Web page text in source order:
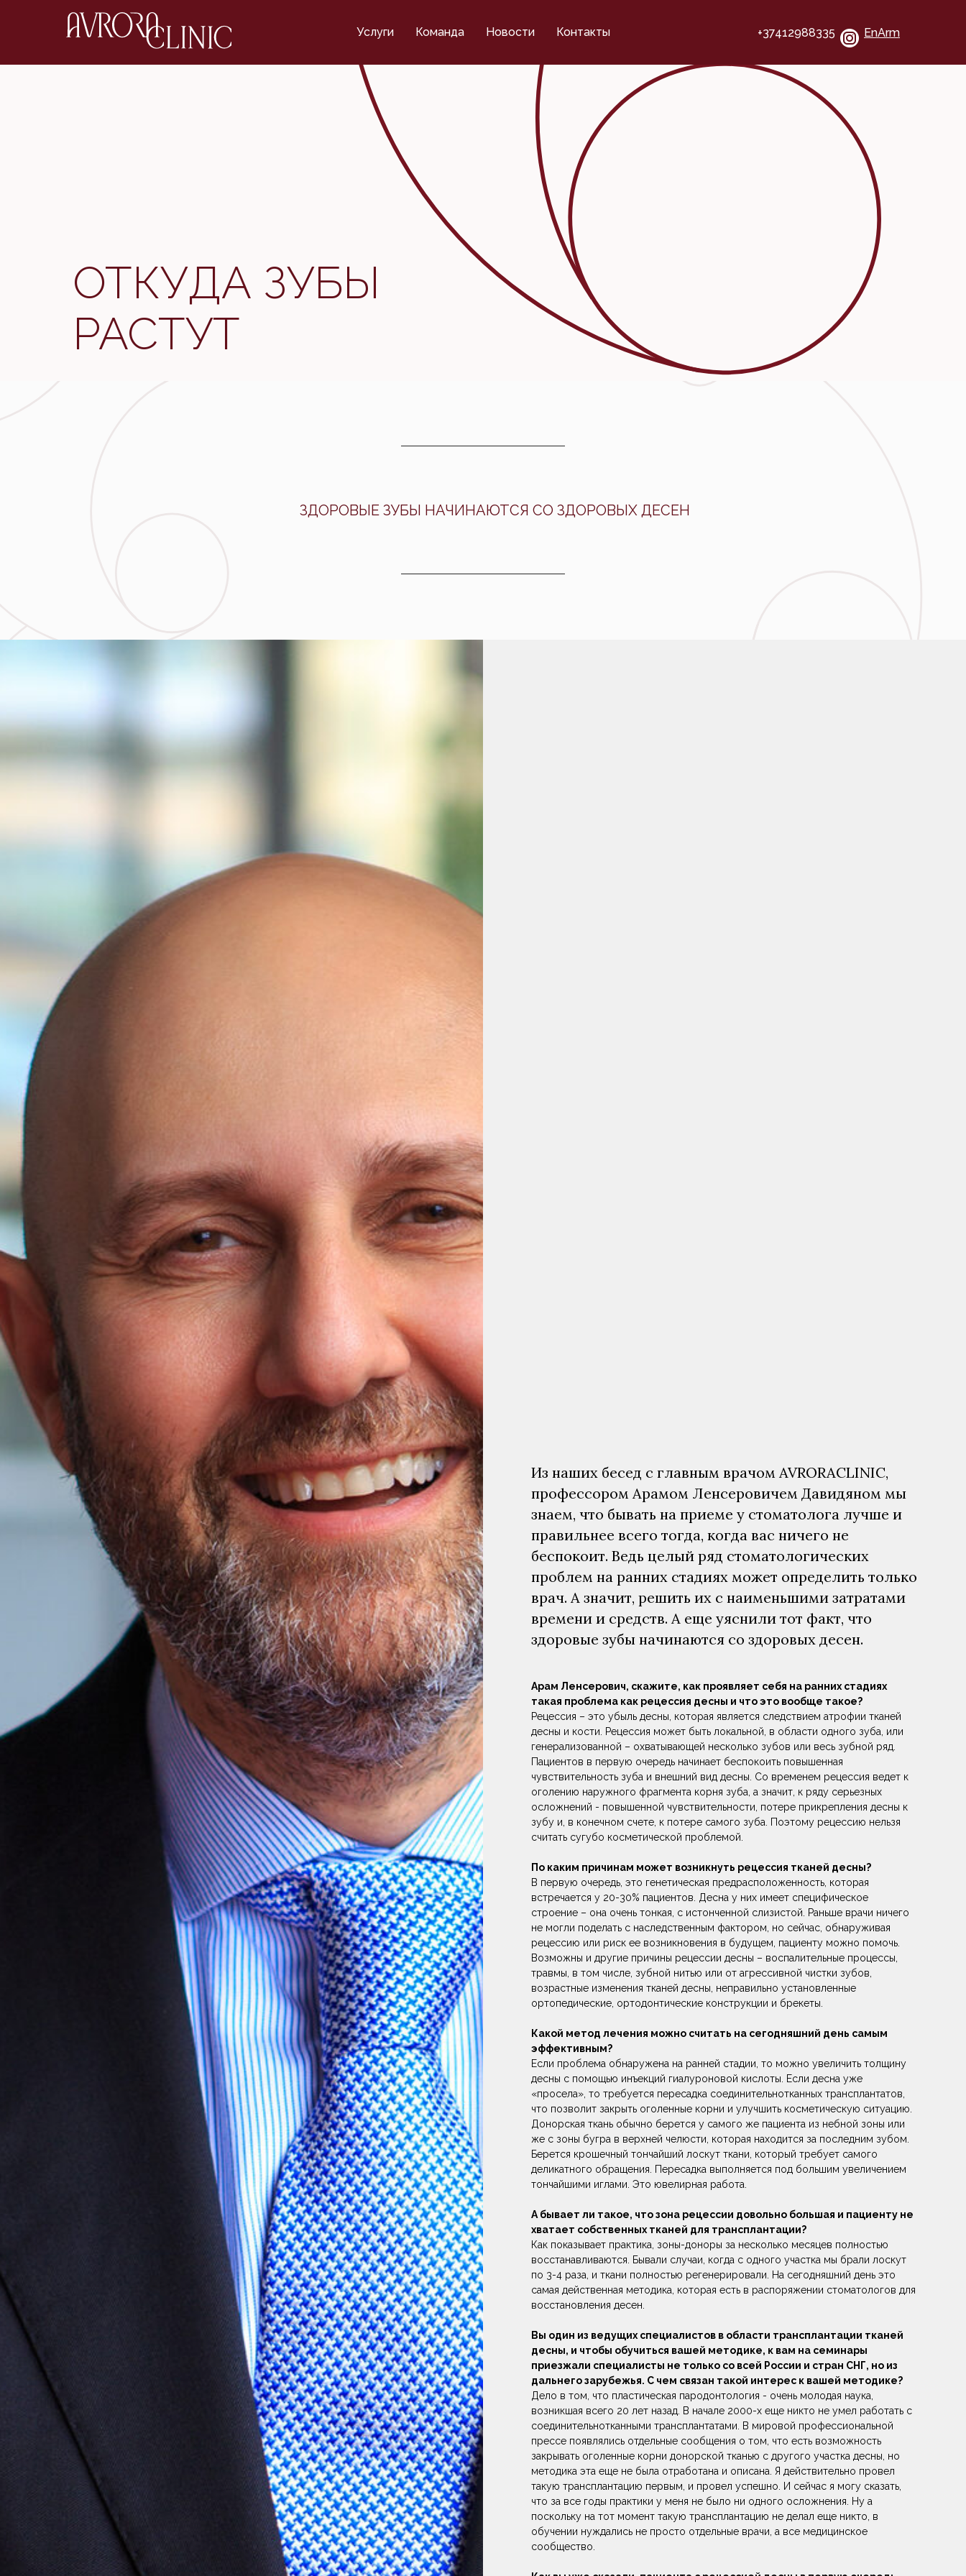
Услуги Команда Новости Контакты +37412988335 EnArm
ОТКУДА ЗУБЫ
РАСТУТ
ЗДОРОВЫЕ ЗУБЫ НАЧИНАЮТСЯ СО ЗДОРОВЫХ ДЕСЕН
Из наших бесед с главным врачом AVRORACLINIC,
профессором Арамом Ленсеровичем Давидяном мы
знаем, что бывать на приеме у стоматолога лучше и
правильнее всего тогда, когда вас ничего не
беспокоит. Ведь целый ряд стоматологических
проблем на ранних стадиях может определить только
врач. А значит, решить их с наименьшими затратами
времени и средств. А еще уяснили тот факт, что
здоровые зубы начинаются со здоровых десен.
Арам Ленсерович, скажите, как проявляет себя на ранних стадиях
такая проблема как рецессия десны и что это вообще такое?
Рецессия – это убыль десны, которая является следствием атрофии тканей
десны и кости. Рецессия может быть локальной, в области одного зуба, или
генерализованной – охватывающей несколько зубов или весь зубной ряд.
Пациентов в первую очередь начинает беспокоить повышенная
чувствительность зуба и внешний вид десны. Со временем рецессия ведет к
оголению наружного фрагмента корня зуба, а значит, к ряду серьезных
осложнений - повышенной чувствительности, потере прикрепления десны к
зубу и, в конечном счете, к потере самого зуба. Поэтому рецессию нельзя
считать сугубо косметической проблемой.
По каким причинам может возникнуть рецессия тканей десны?
В первую очередь, это генетическая предрасположенность, которая
встречается у 20-30% пациентов. Десна у них имеет специфическое
строение – она очень тонкая, с истонченной слизистой. Раньше врачи ничего
не могли поделать с наследственным фактором, но сейчас, обнаруживая
рецессию или риск ее возникновения в будущем, пациенту можно помочь.
Возможны и другие причины рецессии десны – воспалительные процессы,
травмы, в том числе, зубной нитью или от агрессивной чистки зубов,
возрастные изменения тканей десны, неправильно установленные
ортопедические, ортодонтические конструкции и брекеты.
Какой метод лечения можно считать на сегодняшний день самым
эффективным?
Если проблема обнаружена на ранней стадии, то можно увеличить толщину
десны с помощью инъекций гиалуроновой кислоты. Если десна уже
«просела», то требуется пересадка соединительнотканных трансплантатов,
что позволит закрыть оголенные корни и улучшить косметическую ситуацию.
Донорская ткань обычно берется у самого же пациента из небной зоны или
же с зоны бугра в верхней челюсти, которая находится за последним зубом.
Берется крошечный тончайший лоскут ткани, который требует самого
деликатного обращения. Пересадка выполняется под большим увеличением
тончайшими иглами. Это ювелирная работа.
А бывает ли такое, что зона рецессии довольно большая и пациенту не
хватает собственных тканей для трансплантации?
Как показывает практика, зоны-доноры за несколько месяцев полностью
восстанавливаются. Бывали случаи, когда с одного участка мы брали лоскут
по 3-4 раза, и ткани полностью регенерировали. На сегодняшний день это
самая действенная методика, которая есть в распоряжении стоматологов для
восстановления десен.
Вы один из ведущих специалистов в области трансплантации тканей
десны, и чтобы обучиться вашей методике, к вам на семинары
приезжали специалисты не только со всей России и стран СНГ, но из
дальнего зарубежья. С чем связан такой интерес к вашей методике?
Дело в том, что пластическая пародонтология - очень молодая наука,
возникшая всего 20 лет назад. В начале 2000-х еще никто не умел работать с
соединительнотканными трансплантатами. В мировой профессиональной
прессе появлялись отдельные сообщения о том, что есть возможность
закрывать оголенные корни донорской тканью с другого участка десны, но
методика эта еще не была отработана и описана. Я действительно провел
такую трансплантацию первым, и провел успешно. И сейчас я могу сказать,
что за все годы практики у меня не было ни одного осложнения. Ну а
поскольку на тот момент такую трансплантацию не делал еще никто, в
обучении нуждались не просто отдельные врачи, а все медицинское
сообщество.